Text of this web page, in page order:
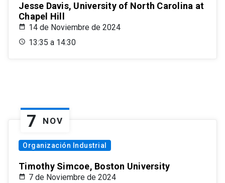
Jesse Davis, University of North Carolina at
Chapel Hill
14 de Noviembre de 2024
13:35 a 14:30
7 NOV
Organización Industrial
Timothy Simcoe, Boston University
7 de Noviembre de 2024